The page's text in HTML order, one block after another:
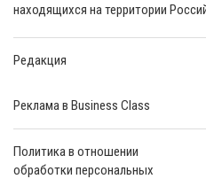
находящихся на территории
Редакция
Реклама в Business Class
Политика в отношении
обработки персональных